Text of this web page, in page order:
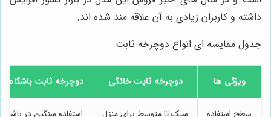
داشته و کاربران زیادی به آن علاقه مند شده اند.
جدول مقایسه ای انواع دوچرخه ثابت
ویژگی ها دوچرخه ثابت خانگی دوچرخه ثابت باشگاهی
سطح استفاده سبک تا متوسط برای منزل استفاده سنگین در باشگاه